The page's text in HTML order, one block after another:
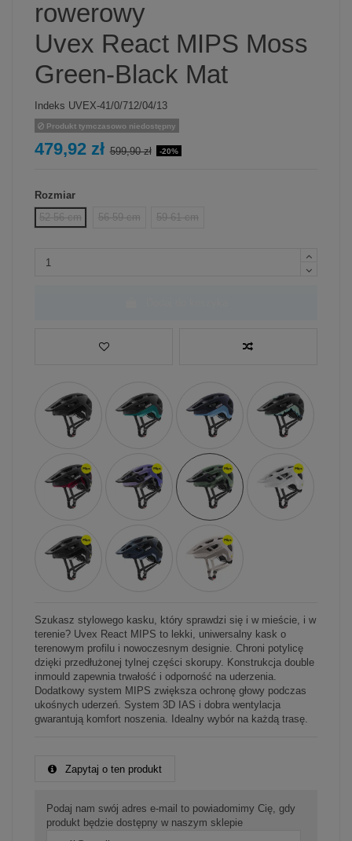
rowerowy
Uvex React MIPS Moss
Green-Black Mat
Indeks UVEX-41/0/712/04/13
Produkt tymczasowo niedostępny
479,92 zł 599,90 zł -20%
Rozmiar
52-56 cm
56-59 cm 59-61 cm
Szukasz stylowego kasku, który sprawdzi się i w mieście, i w
terenie? Uvex React MIPS to lekki, uniwersalny kask o
terenowym profilu i nowoczesnym designie. Chroni potylicę
dzięki przedłużonej tylnej części skorupy. Konstrukcja double
inmould zapewnia trwałość i odporność na uderzenia.
Dodatkowy system MIPS zwiększa ochronę głowy podczas
ukośnych uderzeń. System 3D IAS i dobra wentylacja
gwarantują komfort noszenia. Idealny wybór na każdą trasę.
Zapytaj o ten produkt
Podaj nam swój adres e-mail to powiadomimy Cię, gdy
produkt będzie dostępny w naszym sklepie